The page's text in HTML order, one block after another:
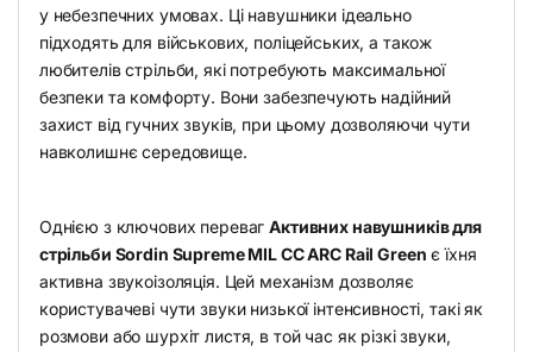
у небезпечних умовах. Ці навушники ідеально
підходять для військових, поліцейських, а також
любителів стрільби, які потребують максимальної
безпеки та комфорту. Вони забезпечують надійний
захист від гучних звуків, при цьому дозволяючи чути
навколишнє середовище.
Однією з ключових перевагАктивних навушників для
стрільби Sordin Supreme MIL CC ARC Rail Green є їхня
активна звукоізоляція. Цей механізм дозволяє
користувачеві чути звуки низької інтенсивності, такі як
розмови або шурхіт листя, в той час як різкі звуки,